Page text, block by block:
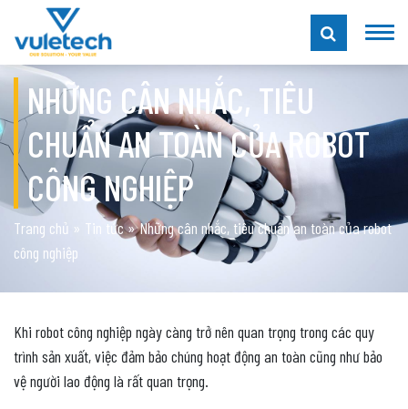
NHỮNG CÂN NHẮC, TIÊU
CHUẨN AN TOÀN CỦA ROBOT
CÔNG NGHIỆP
Trang chủ » Tin tức»Những cân nhắc, tiêu chuẩn an toàn của robot
công nghiệp
Khi robot công nghiệp ngày càng trở nên quan trọng trong các quy
trình sản xuất, việc đảm bảo chúng hoạt động an toàn cũng như bảo
vệ người lao động là rất quan trọng.